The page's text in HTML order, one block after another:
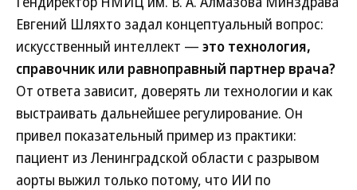
Евгений Шляхто задал концептуальный вопрос:
искусственный интеллект — это технология,
справочник или равноправный партнер врача?
От ответа зависит, доверять ли технологии и как
выстраивать дальнейшее регулирование. Он
привел показательный пример из практики:
пациент из Ленинградской области с разрывом
аорты выжил только потому, что ИИ по